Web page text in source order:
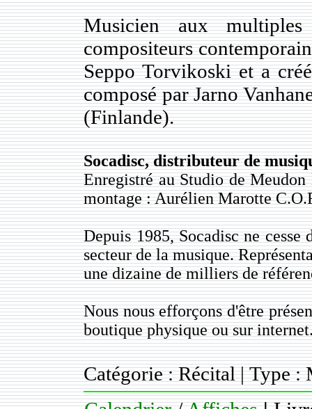
Musicien aux
compositeurs
Seppo Torvikoski et a
composé par Jarno
(Finlande).
Socadisc, distributeur de
Enregistré au Studio de
montage : Aurélien Marotte
Depuis 1985, Socadisc ne
secteur de la musique.
une dizaine de milliers de
Nous nous efforçons d'être
boutique physique ou sur
Catégorie : Récital | Type :